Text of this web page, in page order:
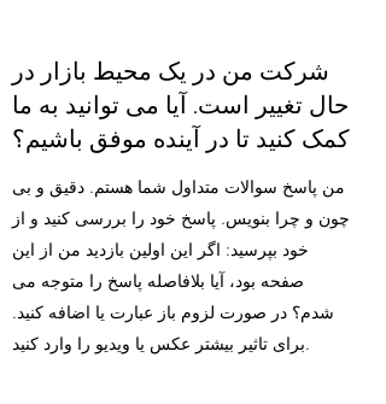
شرکت من در یک محیط بازار در
حال تغییر است. آیا می توانید به ما
کمک کنید تا در آینده موفق باشیم؟
من پاسخ سوالات متداول شما هستم. دقیق و بی
چون و چرا بنویس. پاسخ خود را بررسی کنید و از
خود بپرسید: اگر این اولین بازدید من از این
صفحه بود، آیا بلافاصله پاسخ را متوجه می
شدم؟ در صورت لزوم باز عبارت یا اضافه کنید.
برای تاثیر بیشتر عکس یا ویدیو را وارد کنید.